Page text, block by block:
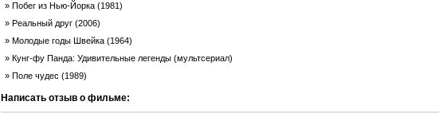
Побег из Нью-Йорка (1981)
Реальный друг (2006)
Молодые годы Швейка (1964)
Кунг-фу Панда: Удивительные легенды (мультсериал)
Поле чудес (1989)
Написать отзыв о фильме: